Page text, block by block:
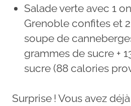
Salade verte avec 1
Grenoble confites et
soupe de
grammes de sucre +
sucre (88 calories
Surprise ! Vous avez